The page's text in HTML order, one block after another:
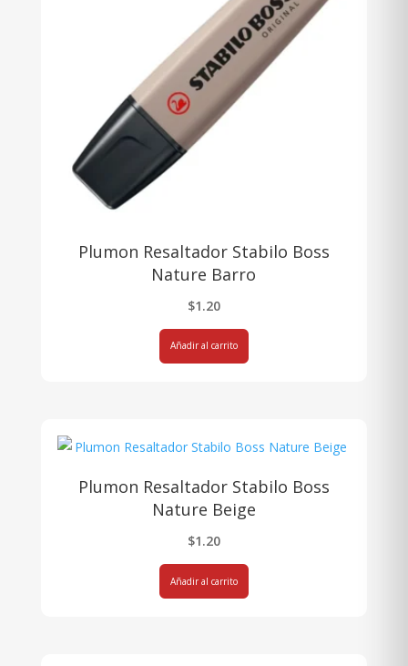
Plumon Resaltador Stabilo Boss
Nature Barro
$1.20
Añadir al carrito
Plumon Resaltador Stabilo Boss
Nature Beige
$1.20
Añadir al carrito